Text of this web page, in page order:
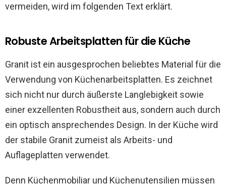
vermeiden, wird im folgenden Text erklärt.
Robuste Arbeitsplatten für die Küche
Granit ist ein ausgesprochen beliebtes Material für die
Verwendung von Küchenarbeitsplatten. Es zeichnet
sich nicht nur durch äußerste Langlebigkeit sowie
einer exzellenten Robustheit aus, sondern auch durch
ein optisch ansprechendes Design. In der Küche wird
der stabile Granit zumeist als Arbeits- und
Auflageplatten verwendet.
Denn Küchenmobiliar und Küchenutensilien müssen